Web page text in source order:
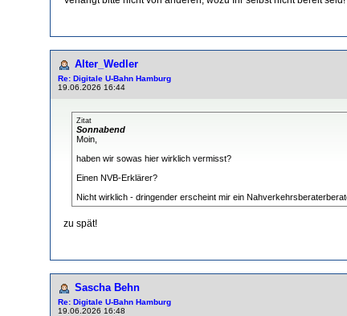
Alter_Wedler
Re: Digitale U-Bahn Hamburg
19.06.2026 16:44
Zitat
Sonnabend
Moin,
haben wir sowas hier wirklich vermisst?
Einen NVB-Erklärer?
Nicht wirklich - dringender erscheint mir ein
zu spät!
Sascha Behn
Re: Digitale U-Bahn Hamburg
19.06.2026 16:48